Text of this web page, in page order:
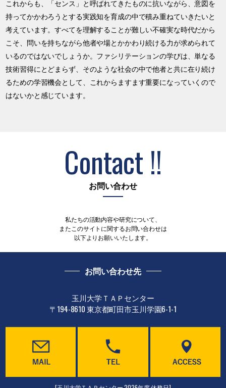
これからも、「センス」と呼ばれてきたものに抗いながら、意図を
持ってかかわろうとする実践知を育成の中で積み重ねていきたいと
考えています。すべてを理解することが難しい不確実な時代だから
こそ、問いを持ちながら他者や場とかかわり続ける力が求められて
いるのではないでしょうか。ファシリテーションの学びは、単なる
技術習得にとどまらず、そのような社会の中で他者と共に在り続け
るための学習機会として、これからますます重要になっていくので
はないかと感じています。
Contact !!
お問い合わせ
私たちの活動内容や研究について、
またこのサイトに関するお問い合わせは
以下よりお願いいたします。
お問い合わせ先
玉川大学ＴＡＰセンター
〒194-8610 東京都町田市玉川学園6-1-1